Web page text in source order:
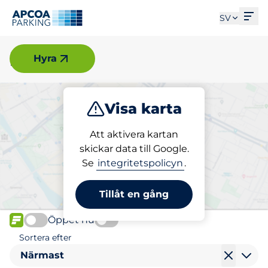
SV
Borås
Visa karta
Att aktivera kartan
skickar data till Google.
Se integritetspolicyn .
Tillåt en gång
Hyra
Parkera Ladda
Välj din laddplats i Borås
FLÖDE
Öppet nu
Sortera efter
Närmast